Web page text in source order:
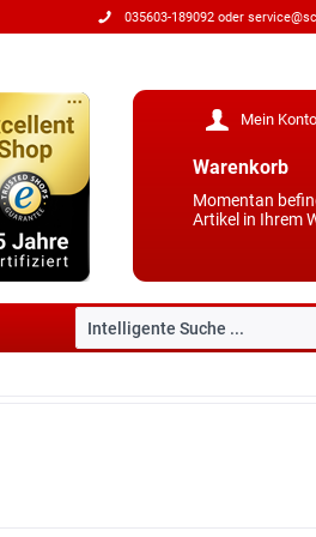
035603-189092 oder
Mein Konto
Warenkorb
Momentan
Artikel in Ihrem